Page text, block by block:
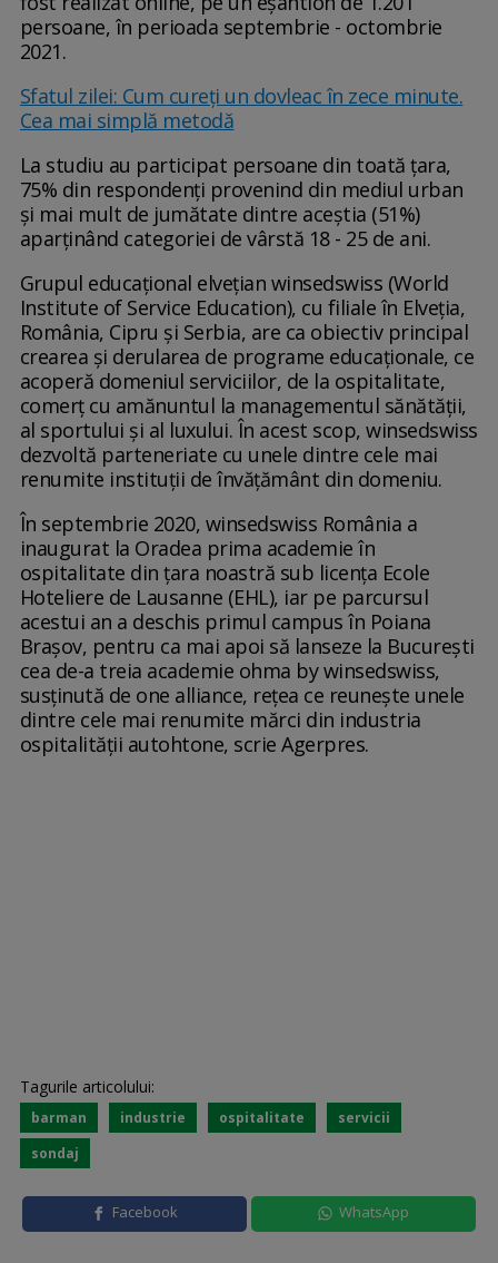
persoane, în perioada septembrie - octombrie
2021.
Sfatul zilei: Cum cureți un dovleac în zece minute.
Cea mai simplă metodă
La studiu au participat persoane din toată ţara,
75% din respondenţi provenind din mediul urban
şi mai mult de jumătate dintre aceştia (51%)
aparţinând categoriei de vârstă 18 - 25 de ani.
Grupul educaţional elveţian winsedswiss (World
Institute of Service Education), cu filiale în Elveţia,
România, Cipru şi Serbia, are ca obiectiv principal
crearea şi derularea de programe educaţionale, ce
acoperă domeniul serviciilor, de la ospitalitate,
comerţ cu amănuntul la managementul sănătăţii,
al sportului şi al luxului. În acest scop, winsedswiss
dezvoltă parteneriate cu unele dintre cele mai
renumite instituţii de învăţământ din domeniu.
În septembrie 2020, winsedswiss România a
inaugurat la Oradea prima academie în
ospitalitate din ţara noastră sub licenţa Ecole
Hoteliere de Lausanne (EHL), iar pe parcursul
acestui an a deschis primul campus în Poiana
Braşov, pentru ca mai apoi să lanseze la Bucureşti
cea de-a treia academie ohma by winsedswiss,
susţinută de one alliance, reţea ce reuneşte unele
dintre cele mai renumite mărci din industria
ospitalităţii autohtone, scrie Agerpres.
Tagurile articolului:
barman industrie ospitalitate
servicii
sondaj
Facebook WhatsApp